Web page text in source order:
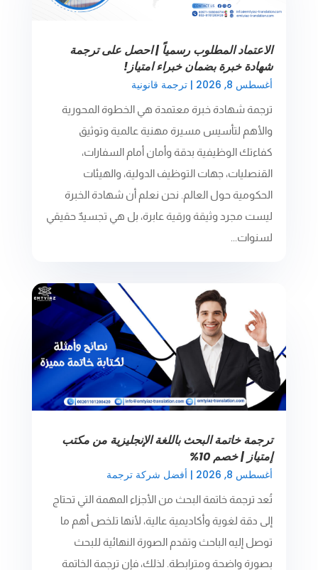
الاعتماد المطلوب رسمياً | احصل على ترجمة
شهادة خبرة بضمان خبراء امتياز!
أغسطس 8, 2026 | ترجمة قانونية
ترجمة شهادة خبرة معتمدة هي الخطوة المحورية
والأهم لتأسيس مسيرة مهنية عالمية وتوثيق
كفاءتك الوظيفية بدقة وأمان أمام السفارات،
القنصليات، جهات التوظيف الدولية، والهيئات
الحكومية حول العالم. نحن نعلم أن شهادة الخبرة
ليست مجرد وثيقة ورقية عابرة، بل هي تجسيدٌ حقيقي
لسنوات...
ترجمة خاتمة البحث باللغة الإنجليزية من مكتب
إمتياز | خصم 10%
أغسطس 8, 2026 | أفضل شركة ترجمة
تُعد ترجمة خاتمة البحث من الأجزاء المهمة التي تحتاج
إلى دقة لغوية وأكاديمية عالية، لأنها تلخص أهم ما
توصل إليه الباحث وتقدم الصورة النهائية للبحث
بصورة واضحة ومترابطة. لذلك، فإن ترجمة الخاتمة